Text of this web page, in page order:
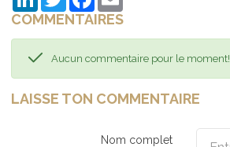
COMMENTAIRES
Aucun commentaire pour le moment!
LAISSE TON COMMENTAIRE
Nom complet